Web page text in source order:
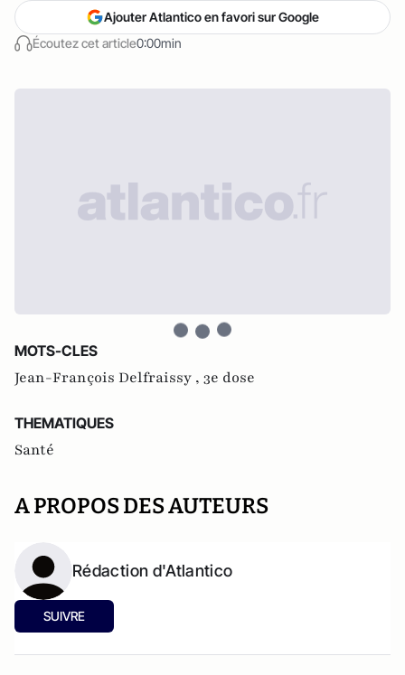
Écoutez cet article0:00min
Ajouter Atlantico en favori sur Google
MOTS-CLES
Jean-François Delfraissy , 3e dose
THEMATIQUES
Santé
A PROPOS DES AUTEURS
Rédaction d'Atlantico
SUIVRE